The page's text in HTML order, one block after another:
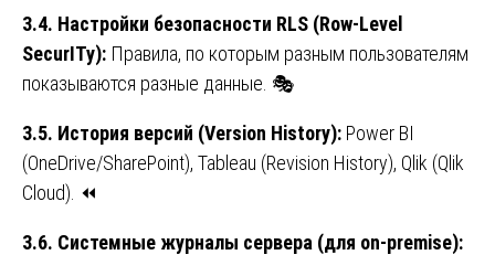
3.4. Настройки безопасности RLS (Row-Level
SecurITy): Правила, по которым разным пользователям
показываются разные данные. 🎭
3.5. История версий (Version History): Power BI
(OneDrive/SharePoint), Tableau (Revision History), Qlik (Qlik
Cloud). ⏪
3.6. Системные журналы сервера (для on-premise):